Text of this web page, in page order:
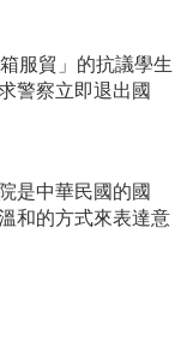
服貿」的抗議學生
警察立即退出國
是中華民國的國
和的方式來表達意